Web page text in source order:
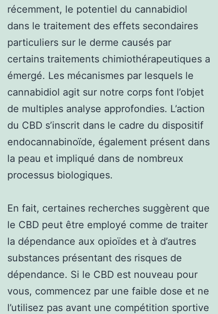
récemment, le potentiel du cannabidiol
dans le traitement des effets secondaires
particuliers sur le derme causés par
certains traitements chimiothérapeutiques a
émergé. Les mécanismes par lesquels le
cannabidiol agit sur notre corps font l’objet
de multiples analyse approfondies. L’action
du CBD s’inscrit dans le cadre du dispositif
endocannabinoïde, également présent dans
la peau et impliqué dans de nombreux
processus biologiques.
En fait, certaines recherches suggèrent que
le CBD peut être employé comme de traiter
la dépendance aux opioïdes et à d’autres
substances présentant des risques de
dépendance. Si le CBD est nouveau pour
vous, commencez par une faible dose et ne
l’utilisez pas avant une compétition sportive